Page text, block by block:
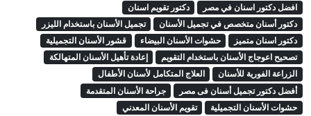
افضل دكتور اسنان في مصر
دكتور تقويم اسنان
دكتور أسنان متخصص في تجميل الأسنان
تجميل الأسنان باستخدام الليزر
دكتور اسنان متميز
حشوات الأسنان البيضاء
قشور الأسنان التجميلية
تصحيح اعوجاج الأسنان باستخدام التقويم
إعادة تأهيل الأسنان المتهالكة
الزراعة الفورية للأسنان
العلاج المتكامل لأسنان الأطفال
أفضل دكتور تجميل أسنان فى مصر
جراحة الأسنان المتقدمة
حشوات الأسنان التجميلية
تقويم الأسنان المعدني